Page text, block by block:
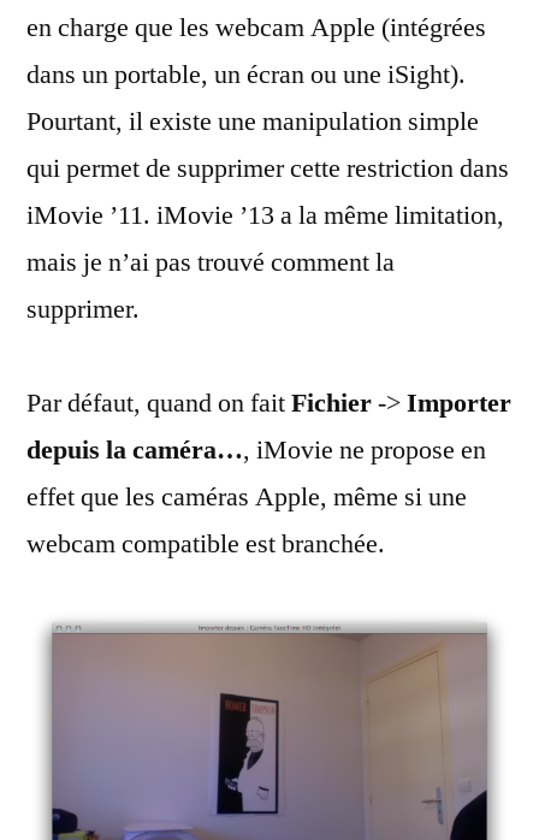
en charge que les webcam Apple (intégrées
dans un portable, un écran ou une iSight).
Pourtant, il existe une manipulation simple
qui permet de supprimer cette restriction dans
iMovie ’11. iMovie ’13 a la même limitation,
mais je n’ai pas trouvé comment la
supprimer.
Par défaut, quand on faitFichier->Importer
depuis la caméra…, iMovie ne propose en
effet que les caméras Apple, même si une
webcam compatible est branchée.